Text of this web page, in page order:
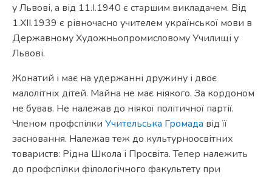
у Львові, а від 11.І.1940 є старшим викладачем. Від
1.ХІІ.1939 є рівночасно учителем української мови в
Державному Художньопромисловому Училищі у
Львові.
Жонатий і має на удержанні дружину і двоє
малолітніх дітей. Майна не має ніякого. За кордоном
не бував. Не належав до ніякої політичної партії.
Членом профспілки Учительська Громада від її
засновання. Належав теж до культурноосвітних
товариств: Рідна Школа і Просвіта. Тепер належить
до профспілки філологічного факультету при